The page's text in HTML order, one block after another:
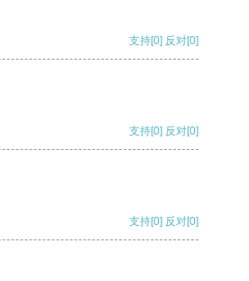
支持[0] 反对[0]
支持[0] 反对[0]
支持[0] 反对[0]